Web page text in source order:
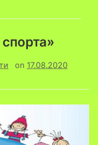
on 17.08.2020